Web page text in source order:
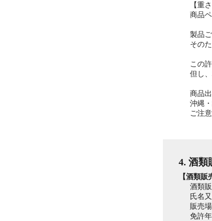
【重
商品
製品
その
この
但し
商品
沖縄
ご注
4. 酒類
【酒類販
酒類
氏名
販売
免許